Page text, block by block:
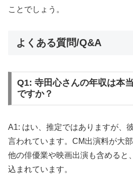
ことでしょう。
よくある質問/Q&A
Q1: 寺田心さんの年収は本
ですか？
A1: はい、推定ではありますが、
言われています。CM出演料が大
他の俳優業や映画出演も含めると
込まれています。